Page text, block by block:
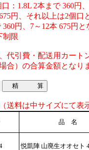
：1.8L 2本まで 360円、
円、それ以上は2個口
360円、7～12本 675円と
制限
代引費・配送用カート
合）の合算金額となり
送料は中サイズにて表
品 名
悦凱陣 山廃生オオセト